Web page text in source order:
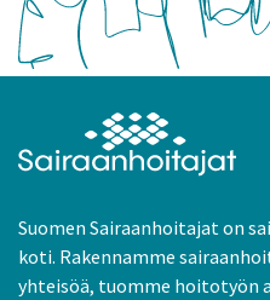
Suomen Sairaanhoitajat on
koti. Rakennamme
yhteisöä, tuomme hoitotyön